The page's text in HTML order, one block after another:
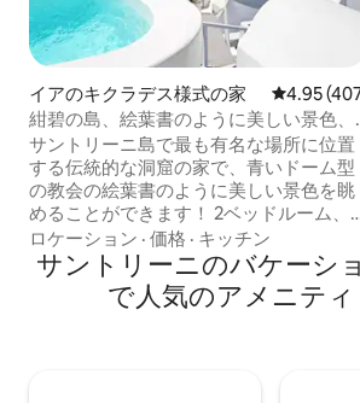
イアのキクラデス様式の家 レビュー
4.95
紺碧の島、絵葉書のように美しい景色、
専用プール
サントリーニ島で最も有名な場所に位置
する伝統的な洞窟の家で、青いドーム型
の教会の絵葉書のように美しい景色を眺
めることができます！ 2ベッドルーム、
ブルベッド、2つの洞窟のバスルーム。 眺
めの良い屋外温水プール！ サントリーニ
ブルー、エタニティ、新しい家のセレニ
ティの隣です。 すべてのアメニティ・設
ロケーション · 価格 · キッチン
サントリーニのバケーシ
で人気のアメニテ